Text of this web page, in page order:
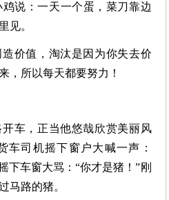
说：一天一个蛋，菜刀靠边
见。
值，淘汰是因为你失去价
，所以每天都要努力！
，正当他悠哉欣赏美丽风
车司机摇下窗户大喊一声：
下车窗大骂：“你才是猪！”刚
马路的猪。